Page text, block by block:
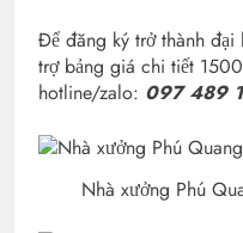
Để đăng ký trở thành
trợ bảng giá chi tiết
hotline/zalo: 097 489
Nhà xưởng Phú